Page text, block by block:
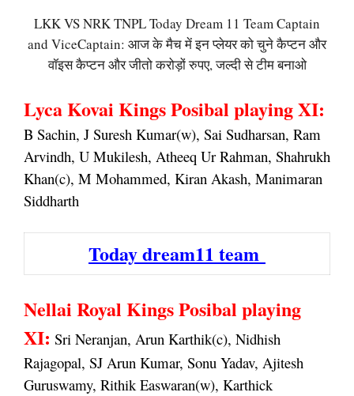
LKK VS NRK TNPL Today Dream 11 Team Captain
and ViceCaptain: आज के मैच में इन प्लेयर को चुने कैप्टन और
वॉइस कैप्टन और जीतो करोड़ों रुपए, जल्दी से टीम बनाओ
Lyca Kovai Kings Posibal playing XI:
B Sachin, J Suresh Kumar(w), Sai Sudharsan, Ram
Arvindh, U Mukilesh, Atheeq Ur Rahman, Shahrukh
Khan(c), M Mohammed, Kiran Akash, Manimaran
Siddharth
Today dream11 team
Nellai Royal Kings Posibal playing
XI: Sri Neranjan, Arun Karthik(c), Nidhish
Rajagopal, SJ Arun Kumar, Sonu Yadav, Ajitesh
Guruswamy, Rithik Easwaran(w), Karthick